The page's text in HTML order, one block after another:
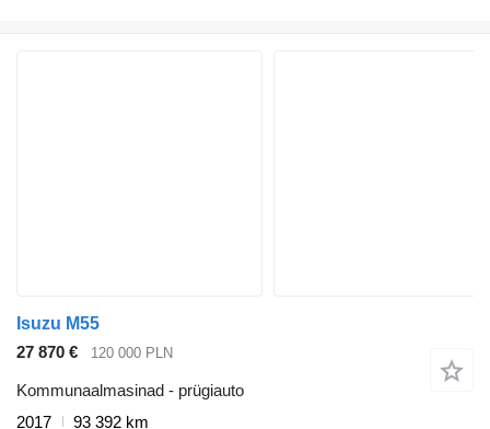
Isuzu M55
27 870 €
120 000 PLN
Kommunaalmasinad - prügiauto
2017
93 392 km